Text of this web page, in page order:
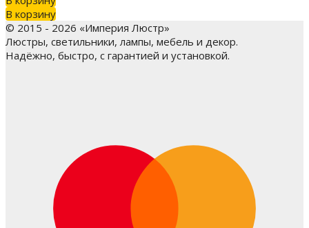
В корзину
© 2015 - 2026 «Империя Люстр»
Люстры, светильники, лампы, мебель и декор.
Надёжно, быстро, с гарантией и установкой.